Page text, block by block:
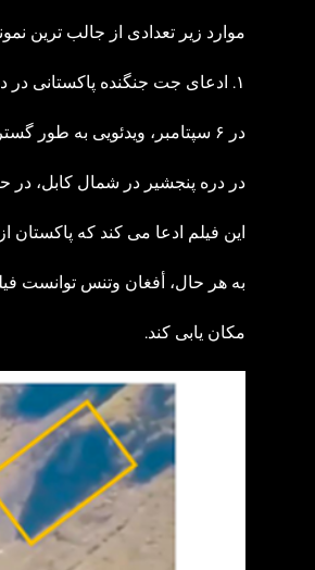
موارد زیر تعدادی از جالب ترین
۱. ادعای جت جنگنده پاکستانی در دره پنجشیر، در ولز موقعیت دارد.
در ۶ سپتامبر، ویدئویی به طور گسترده به اشتراک گذاشته شد که ادعا می‌ کرد یک جت جنگنده پاکستانی در حال مانور دادن است
در دره پنجشیر در شمال کابل، در
این فیلم ادعا می کند که پاکستان
به هر حال، أفغان وتنس توانست
مکان ‌یابی کند.